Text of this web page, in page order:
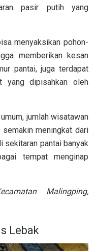
pasir putih yang
menyaksikan pohon-
memberikan kesan
pantai, juga terdapat
yang dipisahkan oleh
jumlah wisatawan
meningkat dari
sekitaran pantai banyak
tempat menginap
Malingping,
Lebak